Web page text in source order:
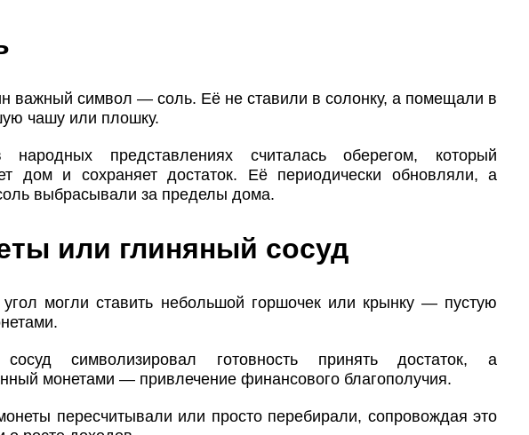
важный символ — соль. Её не ставили в солонку, а помещали в
чашу или плошку.
представлениях считалась оберегом, который
дом и сохраняет достаток. Её периодически обновляли, а
выбрасывали за пределы дома.
или глиняный сосуд
могли ставить небольшой горшочек или крынку — пустую
сосуд символизировал готовность принять достаток, а
монетами — привлечение финансового благополучия.
пересчитывали или просто перебирали, сопровождая это